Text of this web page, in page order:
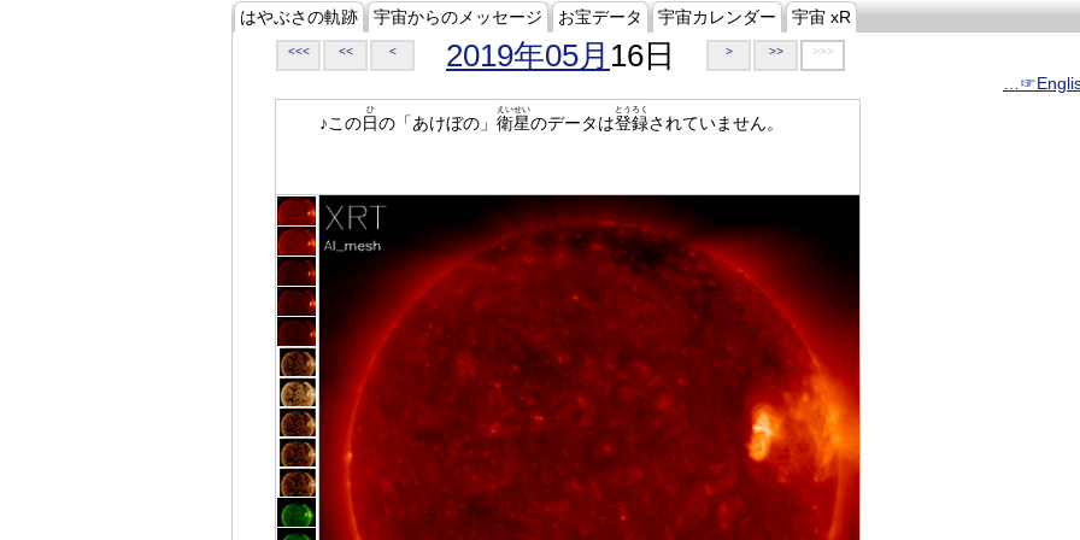
はやぶさの軌跡 宇宙からのメッセージ お宝データ 宇宙カレンダー 宇宙 xR
<<< << < 2019年05月 16日 > >> >>>
♪この日
ひ
の「あけぼの」 衛星
えいせい
のデータは登録
とうろく
されていません。